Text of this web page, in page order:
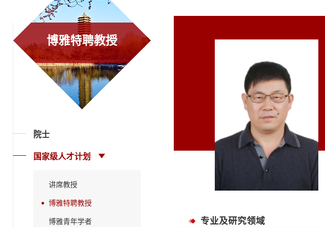
博雅特聘教授
院士
国家级人才计划
讲席教授
博雅特聘教授
博雅青年学者 专业及研究领域